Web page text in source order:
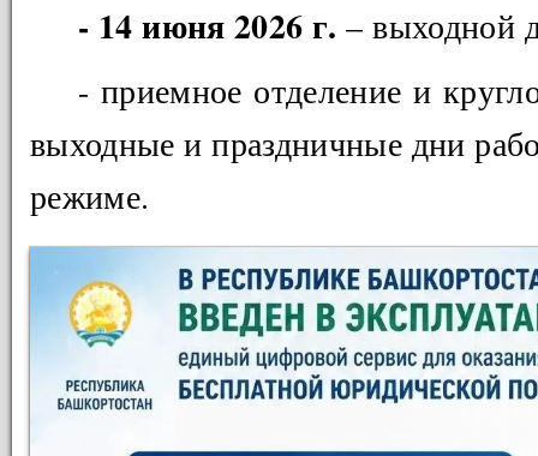
- 14 июня 2026 г. – выходной
- приемное отделение и
выходные и праздничные дни
режиме.